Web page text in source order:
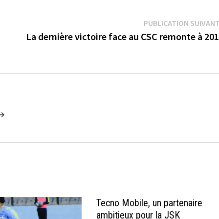
PUBLICATION
La dernière victoire face au CSC remonte à
Tecno Mobile, un partenaire
ambitieux pour la JSK